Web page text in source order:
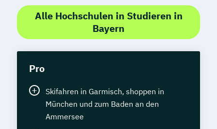
Trainingswissenschaft
Spezialist*in Wirtschaftsinformatik
Spezialist*in für digitale Geschäftsmodelle
Spezialist*in für systemisches
Management und Coaching
Sprachdiplom "Cambridge English:
Advanced (CAE)" - C1
Sprachdiplom "Cambridge English: First
Alle Hochschulen in Studieren in
Bayern
Pro
Skifahren in Garmisch, shoppen in
München und zum Baden an den
Ammersee